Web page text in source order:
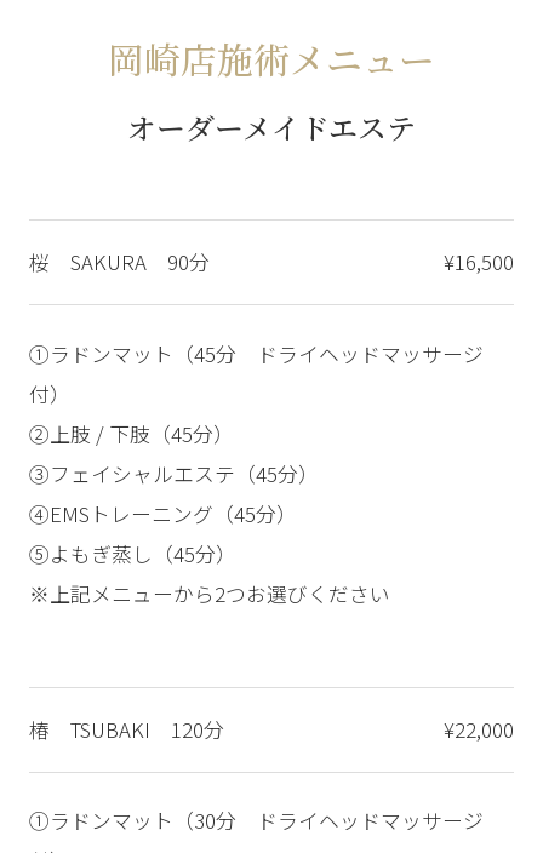
岡崎店施術メニュー
オーダーメイドエステ
桜 SAKURA 90分 ¥16,500
①ラドンマット（45分 ドライヘッドマッサージ
付）
②上肢 / 下肢（45分）
③フェイシャルエステ（45分）
④EMSトレーニング（45分）
⑤よもぎ蒸し（45分）
※上記メニューから2つお選びください
椿 TSUBAKI 120分 ¥22,000
①ラドンマット（30分 ドライヘッドマッサージ